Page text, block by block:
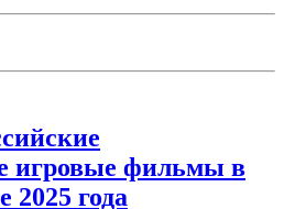
игровые фильмы в
2025 года